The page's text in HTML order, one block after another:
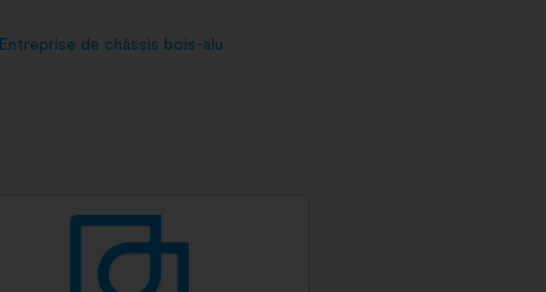
Entreprise de châssis bois-alu